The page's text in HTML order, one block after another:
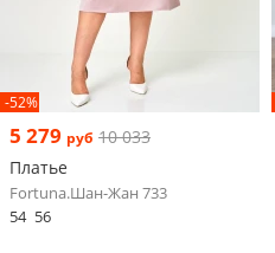
-52%
5 279 руб 10 033
Платье
Fortuna.Шан-Жан 733
54 56